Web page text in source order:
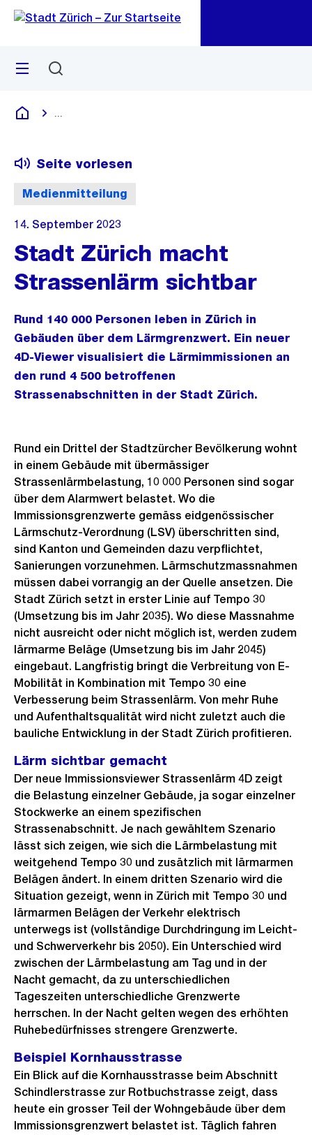
Navigation
Sprunglink
Menü
Deutsch
Medienmitteilung
Seite vorlesen
14. September 2023
Stadt Zürich macht
Strassenlärm sichtbar
Rund 140 000 Personen leben in Zürich in
Gebäuden über dem Lärmgrenzwert. Ein neuer
4D-Viewer visualisiert die Lärmimmissionen an
den rund 4 500 betroffenen
Strassenabschnitten in der Stadt Zürich.
Rund ein Drittel der Stadtzürcher Bevölkerung wohnt
in einem Gebäude mit übermässiger
Strassenlärmbelastung, 10 000 Personen sind sogar
über dem Alarmwert belastet. Wo die
Immissionsgrenzwerte gemäss eidgenössischer
Lärmschutz-Verordnung (LSV) überschritten sind,
sind Kanton und Gemeinden dazu verpflichtet,
Sanierungen vorzunehmen. Lärmschutzmassnahmen
müssen dabei vorrangig an der Quelle ansetzen. Die
Stadt Zürich setzt in erster Linie auf Tempo 30
(Umsetzung bis im Jahr 2035). Wo diese Massnahme
nicht ausreicht oder nicht möglich ist, werden zudem
lärmarme Beläge (Umsetzung bis im Jahr 2045)
eingebaut. Langfristig bringt die Verbreitung von E-
Mobilität in Kombination mit Tempo 30 eine
Verbesserung beim Strassenlärm. Von mehr Ruhe
und Aufenthaltsqualität wird nicht zuletzt auch die
bauliche Entwicklung in der Stadt Zürich profitieren.
Lärm sichtbar gemacht
Der neue Immissionsviewer Strassenlärm 4D zeigt
die Belastung einzelner Gebäude, ja sogar einzelner
Stockwerke an einem spezifischen
Strassenabschnitt. Je nach gewähltem Szenario
lässt sich zeigen, wie sich die Lärmbelastung mit
weitgehend Tempo 30 und zusätzlich mit lärmarmen
Belägen ändert. In einem dritten Szenario wird die
Situation gezeigt, wenn in Zürich mit Tempo 30 und
lärmarmen Belägen der Verkehr elektrisch
unterwegs ist (vollständige Durchdringung im Leicht-
und Schwerverkehr bis 2050). Ein Unterschied wird
zwischen der Lärmbelastung am Tag und in der
Nacht gemacht, da zu unterschiedlichen
Tageszeiten unterschiedliche Grenzwerte
herrschen. In der Nacht gelten wegen des erhöhten
Ruhebedürfnisses strengere Grenzwerte.
Beispiel Kornhausstrasse
Ein Blick auf die Kornhausstrasse beim Abschnitt
Schindlerstrasse zur Rotbuchstrasse zeigt, dass
heute ein grosser Teil der Wohngebäude über dem
Immissionsgrenzwert belastet ist. Täglich fahren